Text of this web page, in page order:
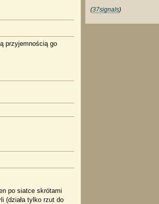
przyjemnością go
po siatce skrótami
(działa tylko rzut do
(37signals)